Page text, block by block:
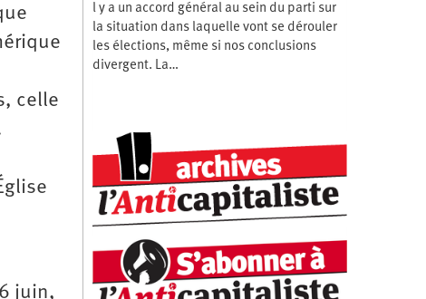
celle
juin,
l y a un accord général au sein du parti sur
la situation dans laquelle vont se dérouler
les élections, même si nos conclusions
divergent. La…